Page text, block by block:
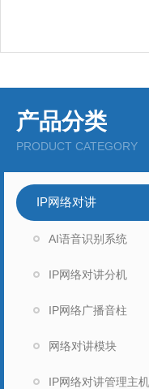
产品分类
PRODUCT CATEGORY
IP网络对讲
AI语音识别系统
IP网络对讲分机
IP网络广播音柱
网络对讲模块
IP网络对讲管理主机